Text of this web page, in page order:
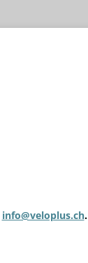
info@veloplus.ch.